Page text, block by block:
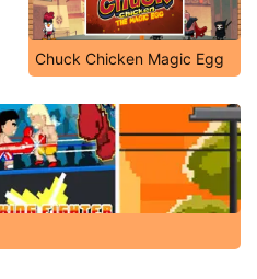
Chuck Chicken Magic Egg